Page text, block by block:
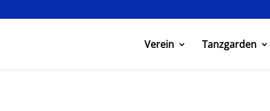
Verein Tanzgarden